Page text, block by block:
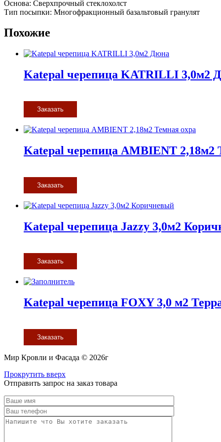
Основа: Сверхпрочный стеклохолст
Тип посыпки: Многофракционный базальтовый гранулят
Похожие
Katepal черепица KATRILLI 3,0м2
Заказать
Katepal черепица AMBIENT 2,18м2
Заказать
Katepal черепица Jazzy 3,0м2
Заказать
Katepal черепица FOXY 3,0 м2
Заказать
Мир Кровли и Фасада © 2026г
Прокрутить вверх
Отправить запрос на заказ товара